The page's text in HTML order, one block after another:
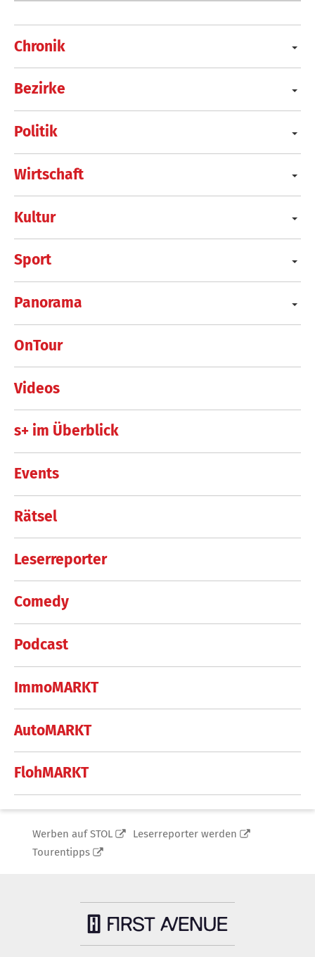
Chronik
Bezirke
Politik
Wirtschaft
Kultur
Sport
Panorama
OnTour
Videos
s+ im Überblick
Events
Rätsel
Leserreporter
Comedy
Podcast
ImmoMARKT
AutoMARKT
FlohMARKT
Werben auf STOL
Leserreporter werden
Tourentipps